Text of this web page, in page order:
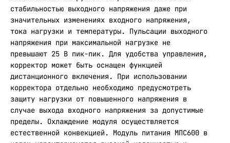
стабильностью выходного напряжения даже при
значительных изменениях входного напряжения,
тока нагрузки и температуры. Пульсации выходного
напряжения при максимальной нагрузке не
превышают 25 В пик-пик. Для удобства управления,
корректор может быть оснащен функцией
дистанционного включения. При использовании
корректора отдельно необходимо предусмотреть
защиту нагрузки от повышенного напряжения в
случае выхода входного напряжения за допустимые
пределы. Охлаждение модуля осуществляется
естественной конвекцией. Модуль питания МПС600 в